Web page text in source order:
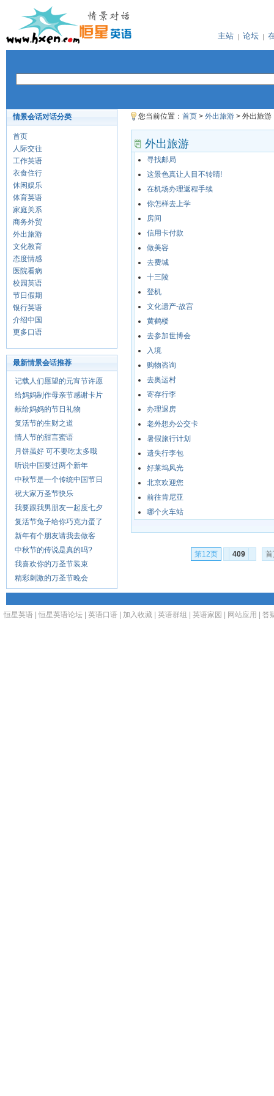
主站 论坛
情景会话对话分类
首页
人际交往
工作英语
衣食住行
休闲娱乐
体育英语
家庭关系
商务外贸
外出旅游
文化教育
态度情感
医院看病
校园英语
节日假期
银行英语
介绍中国
更多口语
最新情景会话推荐
记载人们愿望的元宵节许愿
给妈妈制作母亲节感谢卡片
献给妈妈的节日礼物
复活节的生财之道
情人节的甜言蜜语
月饼虽好 可不要吃太多哦
听说中国要过两个新年
中秋节是一个传统中国节日
祝大家万圣节快乐
我要跟我男朋友一起度七夕
复活节兔子给你巧克力蛋了
新年有个朋友请我去做客
中秋节的传说是真的吗?
我喜欢你的万圣节装束
精彩刺激的万圣节晚会
您当前位置： 首页 > 外出旅游 > 外出旅游
外出旅游
寻找邮局
这景色真让人目不转睛!
在机场办理返程手续
你怎样去上学
房间
信用卡付款
做美容
去费城
十三陵
登机
文化遗产-故宫
黄鹤楼
去参加世博会
入境
购物咨询
去奥运村
寄存行李
办理退房
老外想办公交卡
暑假旅行计划
遗失行李包
好莱坞风光
北京欢迎您
前往肯尼亚
哪个火车站
第12页 409 首
恒星英语 恒星英语论坛 英语口语 加入收藏 英语群组 英语家园 网站应用 答